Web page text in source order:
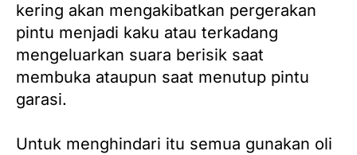
kering akan mengakibatkan pergerakan
pintu menjadi kaku atau terkadang
mengeluarkan suara berisik saat
membuka ataupun saat menutup pintu
garasi.
Untuk menghindari itu semua gunakan oli